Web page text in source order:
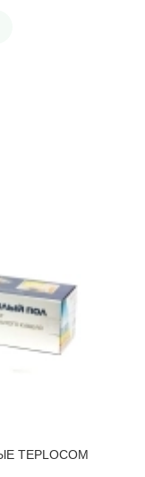
TEPLOCOM